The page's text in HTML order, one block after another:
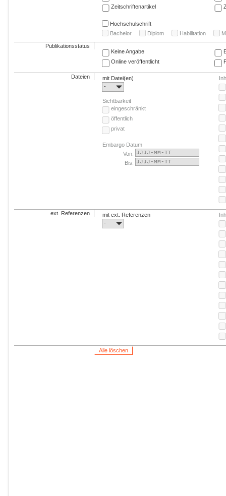
Zeitschriftenartikel
Hochschulschrift
Bachelor
Diplom Habilitation
Publikationsstatus
Keine Angabe
Online veröffentlicht
Dateien
mit Datei(en)
-
Sichtbarkeit
eingeschränkt
öffentlich
privat
Embargo Datum
Von:
Bis:
ext. Referenzen
mit ext. Referenzen
-